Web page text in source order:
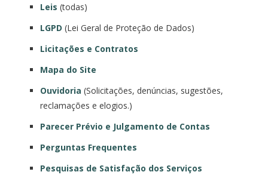
Leis (todas)
LGPD (Lei Geral de Proteção de Dados)
Licitações e Contratos
Mapa do Site
Ouvidoria (Solicitações, denúncias, sugestões,
reclamações e elogios.)
Parecer Prévio e Julgamento de Contas
Perguntas Frequentes
Pesquisas de Satisfação dos Serviços